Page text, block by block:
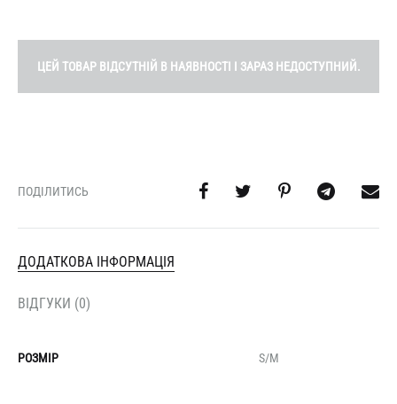
ЦЕЙ ТОВАР ВІДСУТНІЙ В НАЯВНОСТІ І ЗАРАЗ НЕДОСТУПНИЙ.
ПОДІЛИТИСЬ
ДОДАТКОВА ІНФОРМАЦІЯ
ВІДГУКИ (0)
РОЗМІР S/M